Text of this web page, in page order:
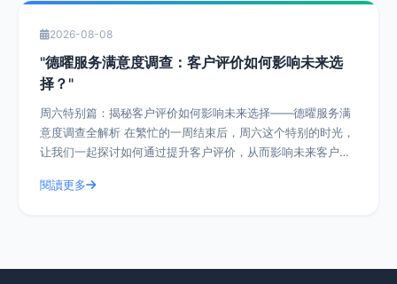
2026-08-08
"德曜服务满意度调查：客户评价如何影响未来选
择？"
周六特别篇：揭秘客户评价如何影响未来选择——德曜服务满
意度调查全解析 在繁忙的一周结束后，周六这个特别的时光，
让我们一起探讨如何通过提升客户评价，从而影响未来客户的
閱讀更多